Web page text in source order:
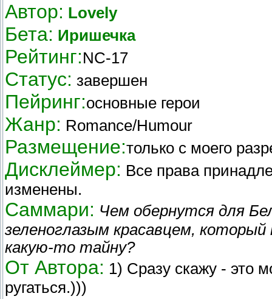
Автор: Lovely
Бета: Иришечка
Рейтинг:NC-17
Статус: завершен
Пейринг:основные герои
Жанр: Romance/Humour
Размещение:только с моего
Дисклеймер: Все права
изменены.
Саммари: Чем обернутся для
зеленоглазым красавцем,
какую-то тайну?
От Автора: 1) Сразу скажу - это
ругаться.)))